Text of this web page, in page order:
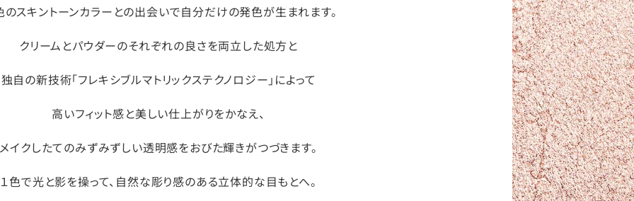
スキントーンカラーとの出会いで自分だけの発色が生まれます。
クリームとパウダーのそれぞれの良さを両立した処方と
独自の新技術「フレキシブルマトリックステクノロジー」によって
高いフィット感と美しい仕上がりをかなえ、
メイクしたてのみずみずしい透明感をおびた輝きがつづきます。
１色で光と影を操って、自然な彫り感のある立体的な目もとへ。